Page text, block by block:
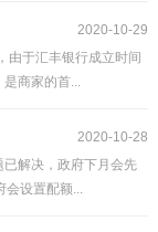
2020-10-29
由于汇丰银行成立时间
商家的首...
2020-10-28
解决，政府下月会先
会设置配额...